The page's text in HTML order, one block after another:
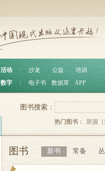
活动 沙龙 公益
培训
数字
电子书 数据库 APP
图书搜索：
热门图书： 辞源（
图书 新书 常备